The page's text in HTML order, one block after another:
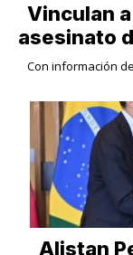
Vinculan
asesinato
Con información de
Alistan